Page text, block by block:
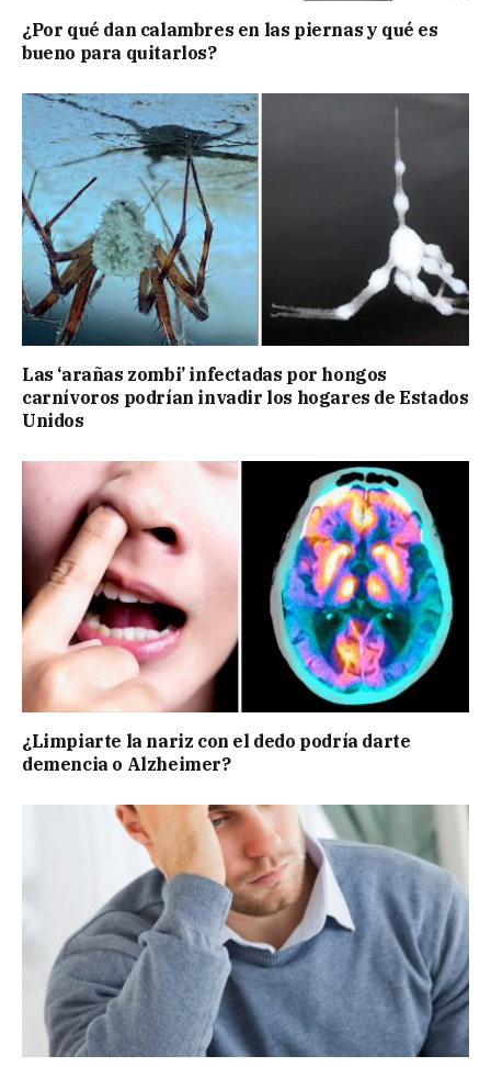
¿Por qué dan calambres en las piernas y qué es
bueno para quitarlos?
Las ‘arañas zombi’ infectadas por hongos
carnívoros podrían invadir los hogares de Estados
Unidos
¿Limpiarte la nariz con el dedo podría darte
demencia o Alzheimer?